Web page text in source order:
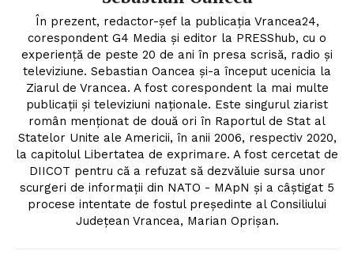
În prezent, redactor-șef la publicația Vrancea24,
corespondent G4 Media și editor la PRESShub, cu o
experiență de peste 20 de ani în presa scrisă, radio și
televiziune. Sebastian Oancea și-a început ucenicia la
Ziarul de Vrancea. A fost corespondent la mai multe
publicații și televiziuni naționale. Este singurul ziarist
român menționat de două ori în Raportul de Stat al
Statelor Unite ale Americii, în anii 2006, respectiv 2020,
la capitolul Libertatea de exprimare. A fost cercetat de
DIICOT pentru că a refuzat să dezvăluie sursa unor
scurgeri de informații din NATO - MApN și a câștigat 5
procese intentate de fostul președinte al Consiliului
Județean Vrancea, Marian Oprișan.